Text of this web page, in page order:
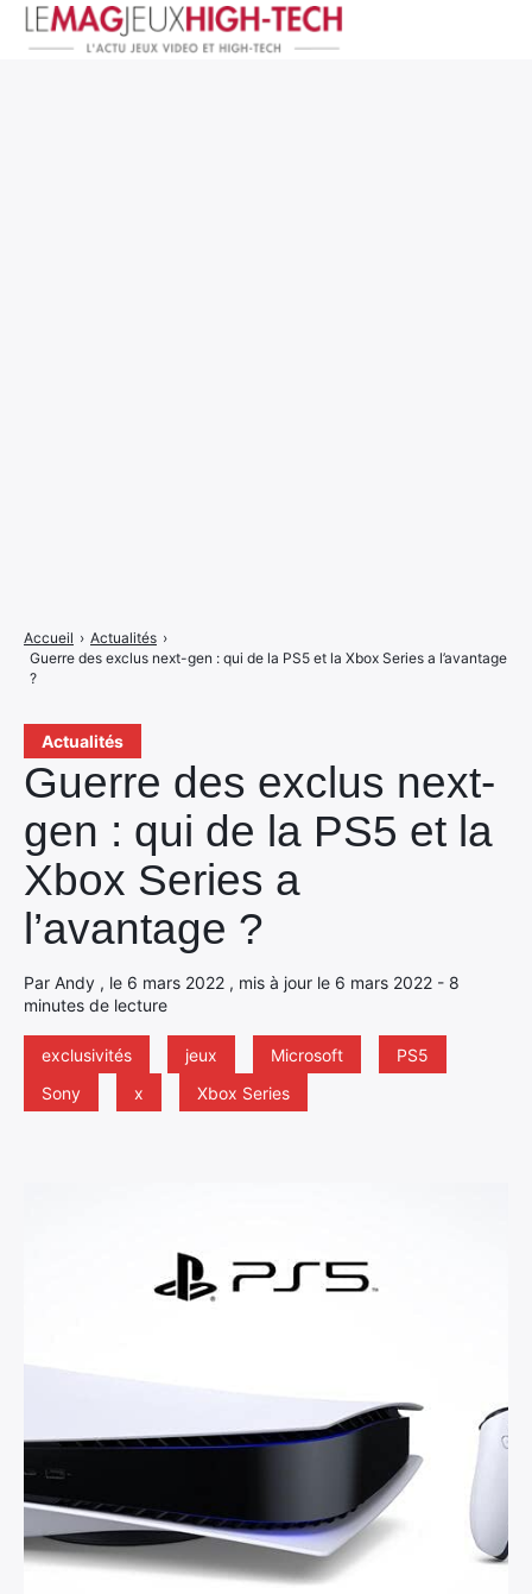
Actualités
Guerre des exclus next-
gen : qui de la PS5 et la
Xbox Series a
l’avantage ?
Par Andy , le 6 mars 2022 , mis à jour le 6 mars 2022 - 8
minutes de lecture
exclusivités jeux Microsoft
PS5
Sony
x Xbox Series
Accueil › Actualités ›
Guerre des exclus next-gen : qui de la PS5 et la Xbox Series a l’avantage
?